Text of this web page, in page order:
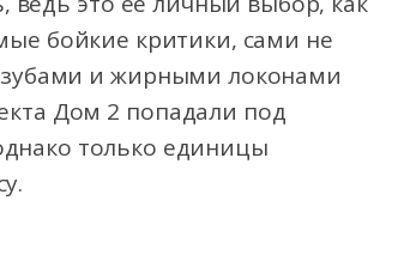
бойкие критики, сами не
зубами и жирными локонами
Дом 2 попадали под
только единицы